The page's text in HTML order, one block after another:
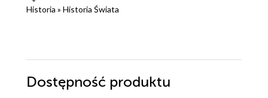
Historia » Historia Świata
Dostępność produktu